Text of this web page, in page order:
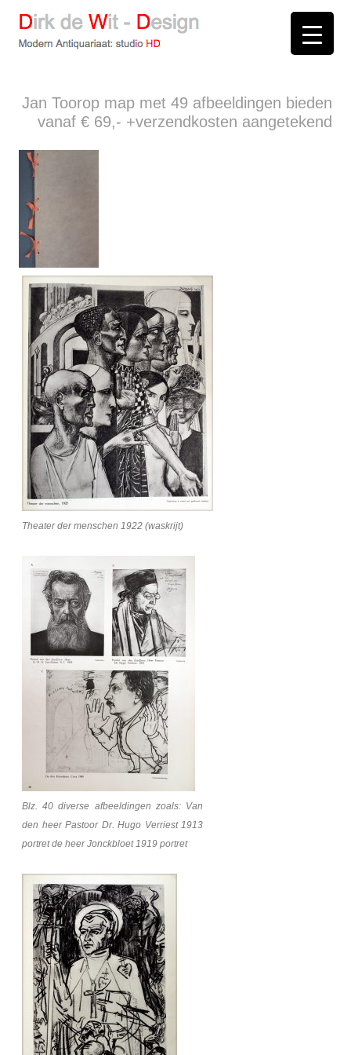
Dirk de Wit - Design
Modern Antiquariaat: studio HD
Jan Toorop map met 49 afbeeldingen bieden
vanaf € 69,- +verzendkosten aangetekend
Theater der menschen 1922 (waskrijt)
Blz. 40 diverse afbeeldingen zoals: Van
den heer Pastoor Dr. Hugo Verriest 1913
portret de heer Jonckbloet 1919 portret